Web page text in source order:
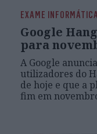
EXAME INFORMÁTICA
Google
para
A Google
utilizadores do
de hoje e que a
fim em